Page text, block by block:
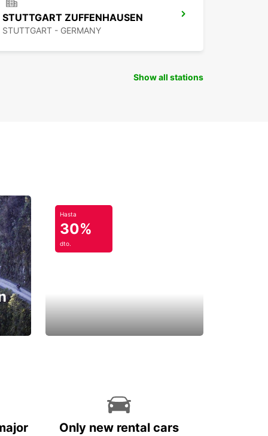
STUTTGART ZUFFENHAUSEN
STUTTGART - GERMANY
Show all stations
Hasta
30%
dto.
Only new rental cars